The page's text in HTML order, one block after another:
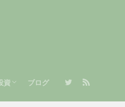
資
リピ（第1章）
ペソ（MXN/JPY）積立
カランド（ZAR/JPY）積立
イン
（第1章）
リピ
ブログ